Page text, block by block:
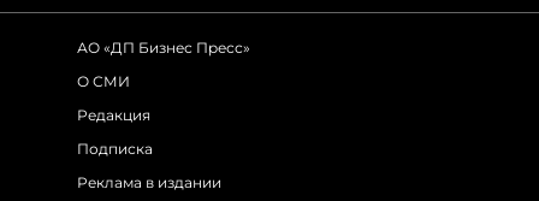
АО «ДП Бизнес Пресс»
О СМИ
Редакция
Подписка
Реклама в издании